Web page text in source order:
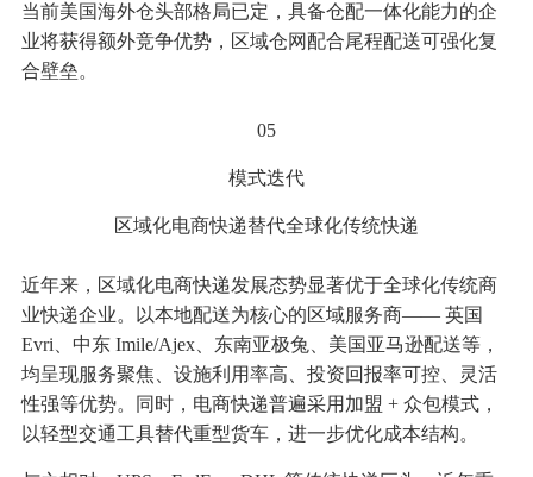
当前美国海外仓头部格局已定，具备仓配一体化能力的企
业将获得额外竞争优势，区域仓网配合尾程配送可强化复
合壁垒。
05
模式迭代
区域化电商快递替代全球化传统快递
近年来，区域化电商快递发展态势显著优于全球化传统商
业快递企业。以本地配送为核心的区域服务商—— 英国
Evri、中东 Imile/Ajex、东南亚极兔、美国亚马逊配送等，
均呈现服务聚焦、设施利用率高、投资回报率可控、灵活
性强等优势。同时，电商快递普遍采用加盟 + 众包模式，
以轻型交通工具替代重型货车，进一步优化成本结构。